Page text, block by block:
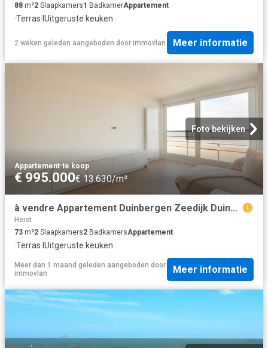
88 m²2 Slaapkamers1 BadkamerAppartement
·Terras· IUitgeruste keuken
2 weken geleden aangeboden door immovlan Meer informatie
Foto bekijken
Appartement·te koop
€ 995.000€ 13.630/m²
à vendre Appartement Duinbergen Zeedijk Duinbergen
Heist
73 m²2 Slaapkamers2 BadkamersAppartement
·Terras·IUitgeruste keuken
Meer dan 1 maand geleden aangeboden door
immovlan
Meer informatie